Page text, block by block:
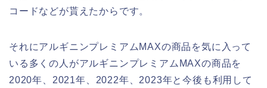
コードなどが貰えたからです。
それにアルギニンプレミアムMAXの商品を気に入って
いる多くの人がアルギニンプレミアムMAXの商品を
2020年、2021年、2022年、2023年と今後も利用して